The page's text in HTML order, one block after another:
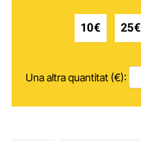
10€ 25€
Una altra quantitat (€):